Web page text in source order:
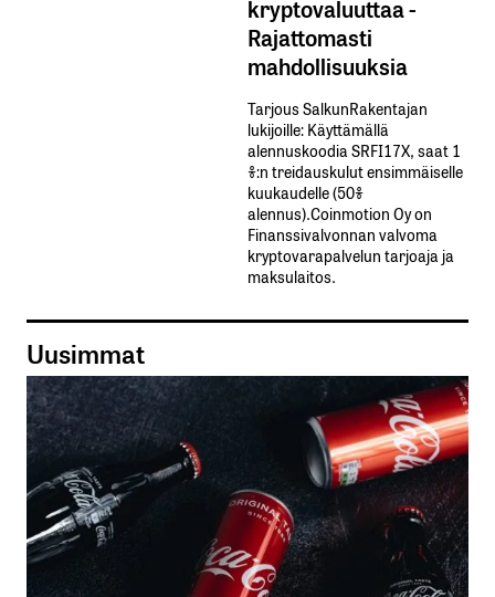
kryptovaluuttaa -
Rajattomasti
mahdollisuuksia
Tarjous SalkunRakentajan
lukijoille: Käyttämällä​ ​
alennuskoodia​ ​SRFI17X,​ ​saat​ ​1
%:n treidauskulut​ ​ensimmäiselle​ ​
kuukaudelle​ ​(50%​ ​
alennus).Coinmotion Oy on
Finanssivalvonnan valvoma
kryptovarapalvelun tarjoaja ja
maksulaitos.
Uusimmat